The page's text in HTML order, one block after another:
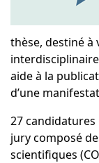
thèse, destiné à
aide à la
d’une
27 candidatures
jury composé
scientifiques